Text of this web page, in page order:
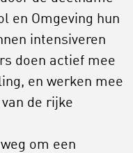
en Omgeving hun
intensiveren
doen actief mee
en werken mee
de rijke
om een